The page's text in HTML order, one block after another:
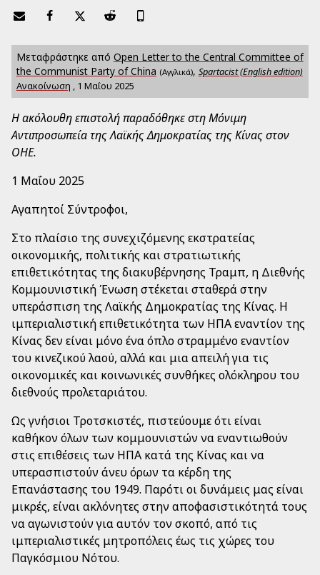
Μεταφράστηκε από Open Letter to the Central Committee of
the Communist Party of China (Αγγλικά), Spartacist (English edition)
Ανακοίνωση , 1 Μαΐου 2025
Η ακόλουθη επιστολή παραδόθηκε στη Μόνιμη
Αντιπροσωπεία της Λαϊκής Δημοκρατίας της Κίνας στον
ΟΗΕ.
1 Μαΐου 2025
Αγαπητοί Σύντροφοι,
Στο πλαίσιο της συνεχιζόμενης εκστρατείας
οικονομικής, πολιτικής και στρατιωτικής
επιθετικότητας της διακυβέρνησης Τραμπ, η Διεθνής
Κομμουνιστική Ένωση στέκεται σταθερά στην
υπεράσπιση της Λαϊκής Δημοκρατίας της Κίνας. Η
ιμπεριαλιστική επιθετικότητα των ΗΠΑ εναντίον της
Κίνας δεν είναι μόνο ένα όπλο στραμμένο εναντίον
του κινεζικού λαού, αλλά και μια απειλή για τις
οικονομικές και κοινωνικές συνθήκες ολόκληρου του
διεθνούς προλεταριάτου.
Ως γνήσιοι Τροτσκιστές, πιστεύουμε ότι είναι
καθήκον όλων των κομμουνιστών να εναντιωθούν
στις επιθέσεις των ΗΠΑ κατά της Κίνας και να
υπερασπιστούν άνευ όρων τα κέρδη της
Επανάστασης του 1949. Παρότι οι δυνάμεις μας είναι
μικρές, είναι ακλόνητες στην αποφασιστικότητά τους
να αγωνιστούν για αυτόν τον σκοπό, από τις
ιμπεριαλιστικές μητροπόλεις έως τις χώρες του
Παγκόσμιου Νότου.